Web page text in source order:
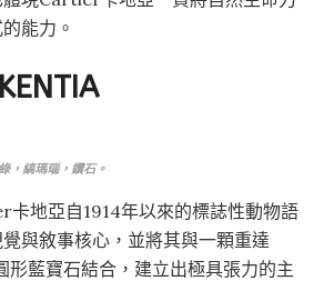
能力。
，縞瑪瑙，鑽石。
地亞自1914年以來的標誌性動物語
與敘事核心，並將其與一顆重達
形藍寶石結合，建立出極具張力的主